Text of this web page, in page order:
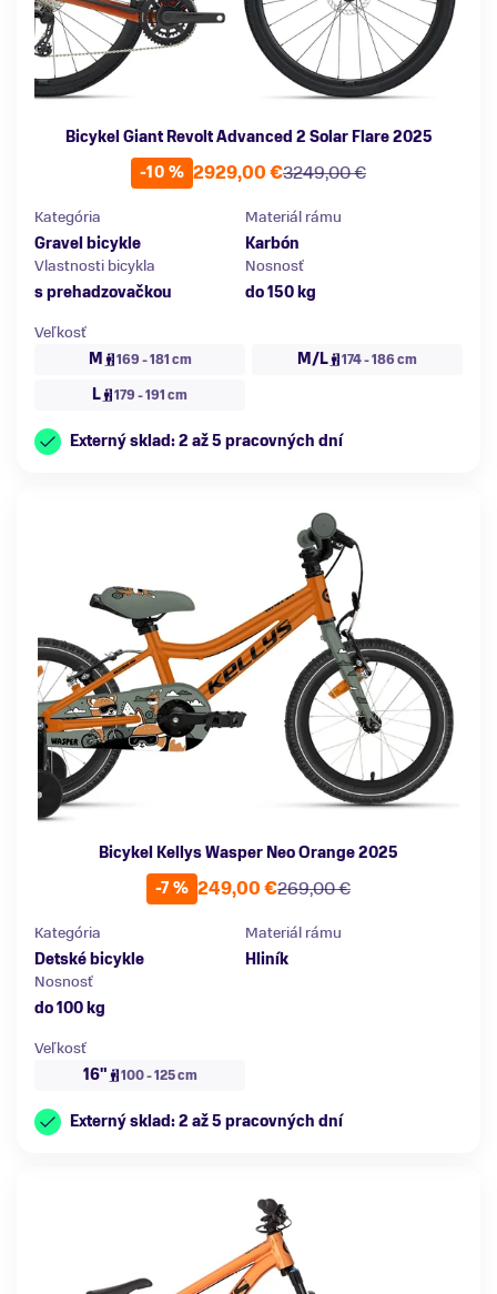
Bicykel Giant Revolt Advanced 2 Solar Flare 2025
-10 %
3249,00 €
2929,00 €
Kategória
Gravel bicykle
Materiál rámu
Karbón
Vlastnosti bicykla
s prehadzovačkou
Nosnosť
do 150 kg
Veľkosť
M
169 - 181 cm M/L 174 - 186 cm
L 179 - 191 cm
Externý sklad: 2 až 5 pracovných dní
Bicykel Kellys Wasper Neo Orange 2025
-7 %
269,00 €
249,00 €
Kategória
Detské bicykle
Materiál rámu
Hliník
Nosnosť
do 100 kg
Veľkosť
16"
100 - 125 cm
Externý sklad: 2 až 5 pracovných dní